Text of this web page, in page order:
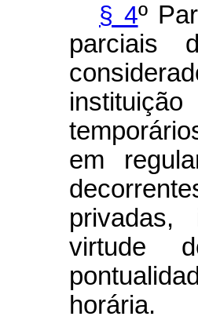
§ 4º
parciais
em
virtude
horária.